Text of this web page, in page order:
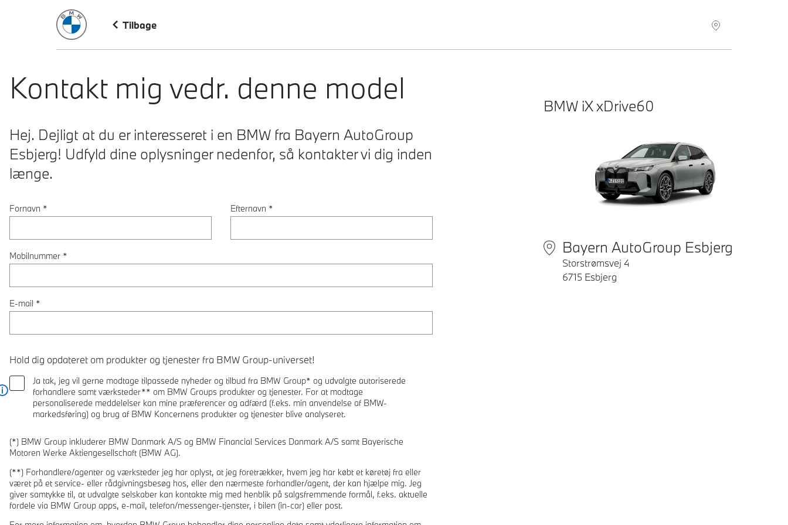
BMW Danmark
Tilbage
Kontakt mig vedr. denne model
Hej. Dejligt at du er interesseret i en BMW fra Bayern AutoGroup
Esbjerg! Udfyld dine oplysninger nedenfor, så kontakter vi dig inden
længe.
Fornavn * Efternavn *
Mobilnummer *
E-mail *
Hold dig opdateret om produkter og tjenester fra BMW Group-universet!
Ja tak, jeg vil gerne modtage tilpassede nyheder og tilbud fra BMW Group* og udvalgte autoriserede
forhandlere samt værksteder** om BMW Groups produkter og tjenester. For at modtage
personaliserede meddelelser kan mine præferencer og adfærd (f.eks. min anvendelse af BMW-
markedsføring) og brug af BMW Koncernens produkter og tjenester blive analyseret.
Læs mere
(*) BMW Group inkluderer BMW Danmark A/S og BMW Financial Services Danmark A/S samt Bayerische
Motoren Werke Aktiengesellschaft (BMW AG).
(**) Forhandlere/agenter og værksteder jeg har oplyst, at jeg foretrækker, hvem jeg har købt et køretøj fra eller
været på et service- eller rådgivningsbesøg hos, eller den nærmeste forhandler/agent, der kan hjælpe mig. Jeg
giver samtykke til, at udvalgte selskaber kan kontakte mig med henblik på salgsfremmende formål, f.eks. aktuelle
fordele via BMW Group apps, e-mail, telefon/messenger-tjenster, i bilen (in-car) eller post.
BMW iX xDrive60
Bayern AutoGroup Esbjerg
Storstrømsvej 4
6715 Esbjerg